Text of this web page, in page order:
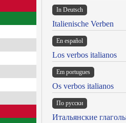
In Deutsch
Italienische Verben
En español
Los verbos italianos
Em portugues
Os verbos italianos
По русски
Итальянские